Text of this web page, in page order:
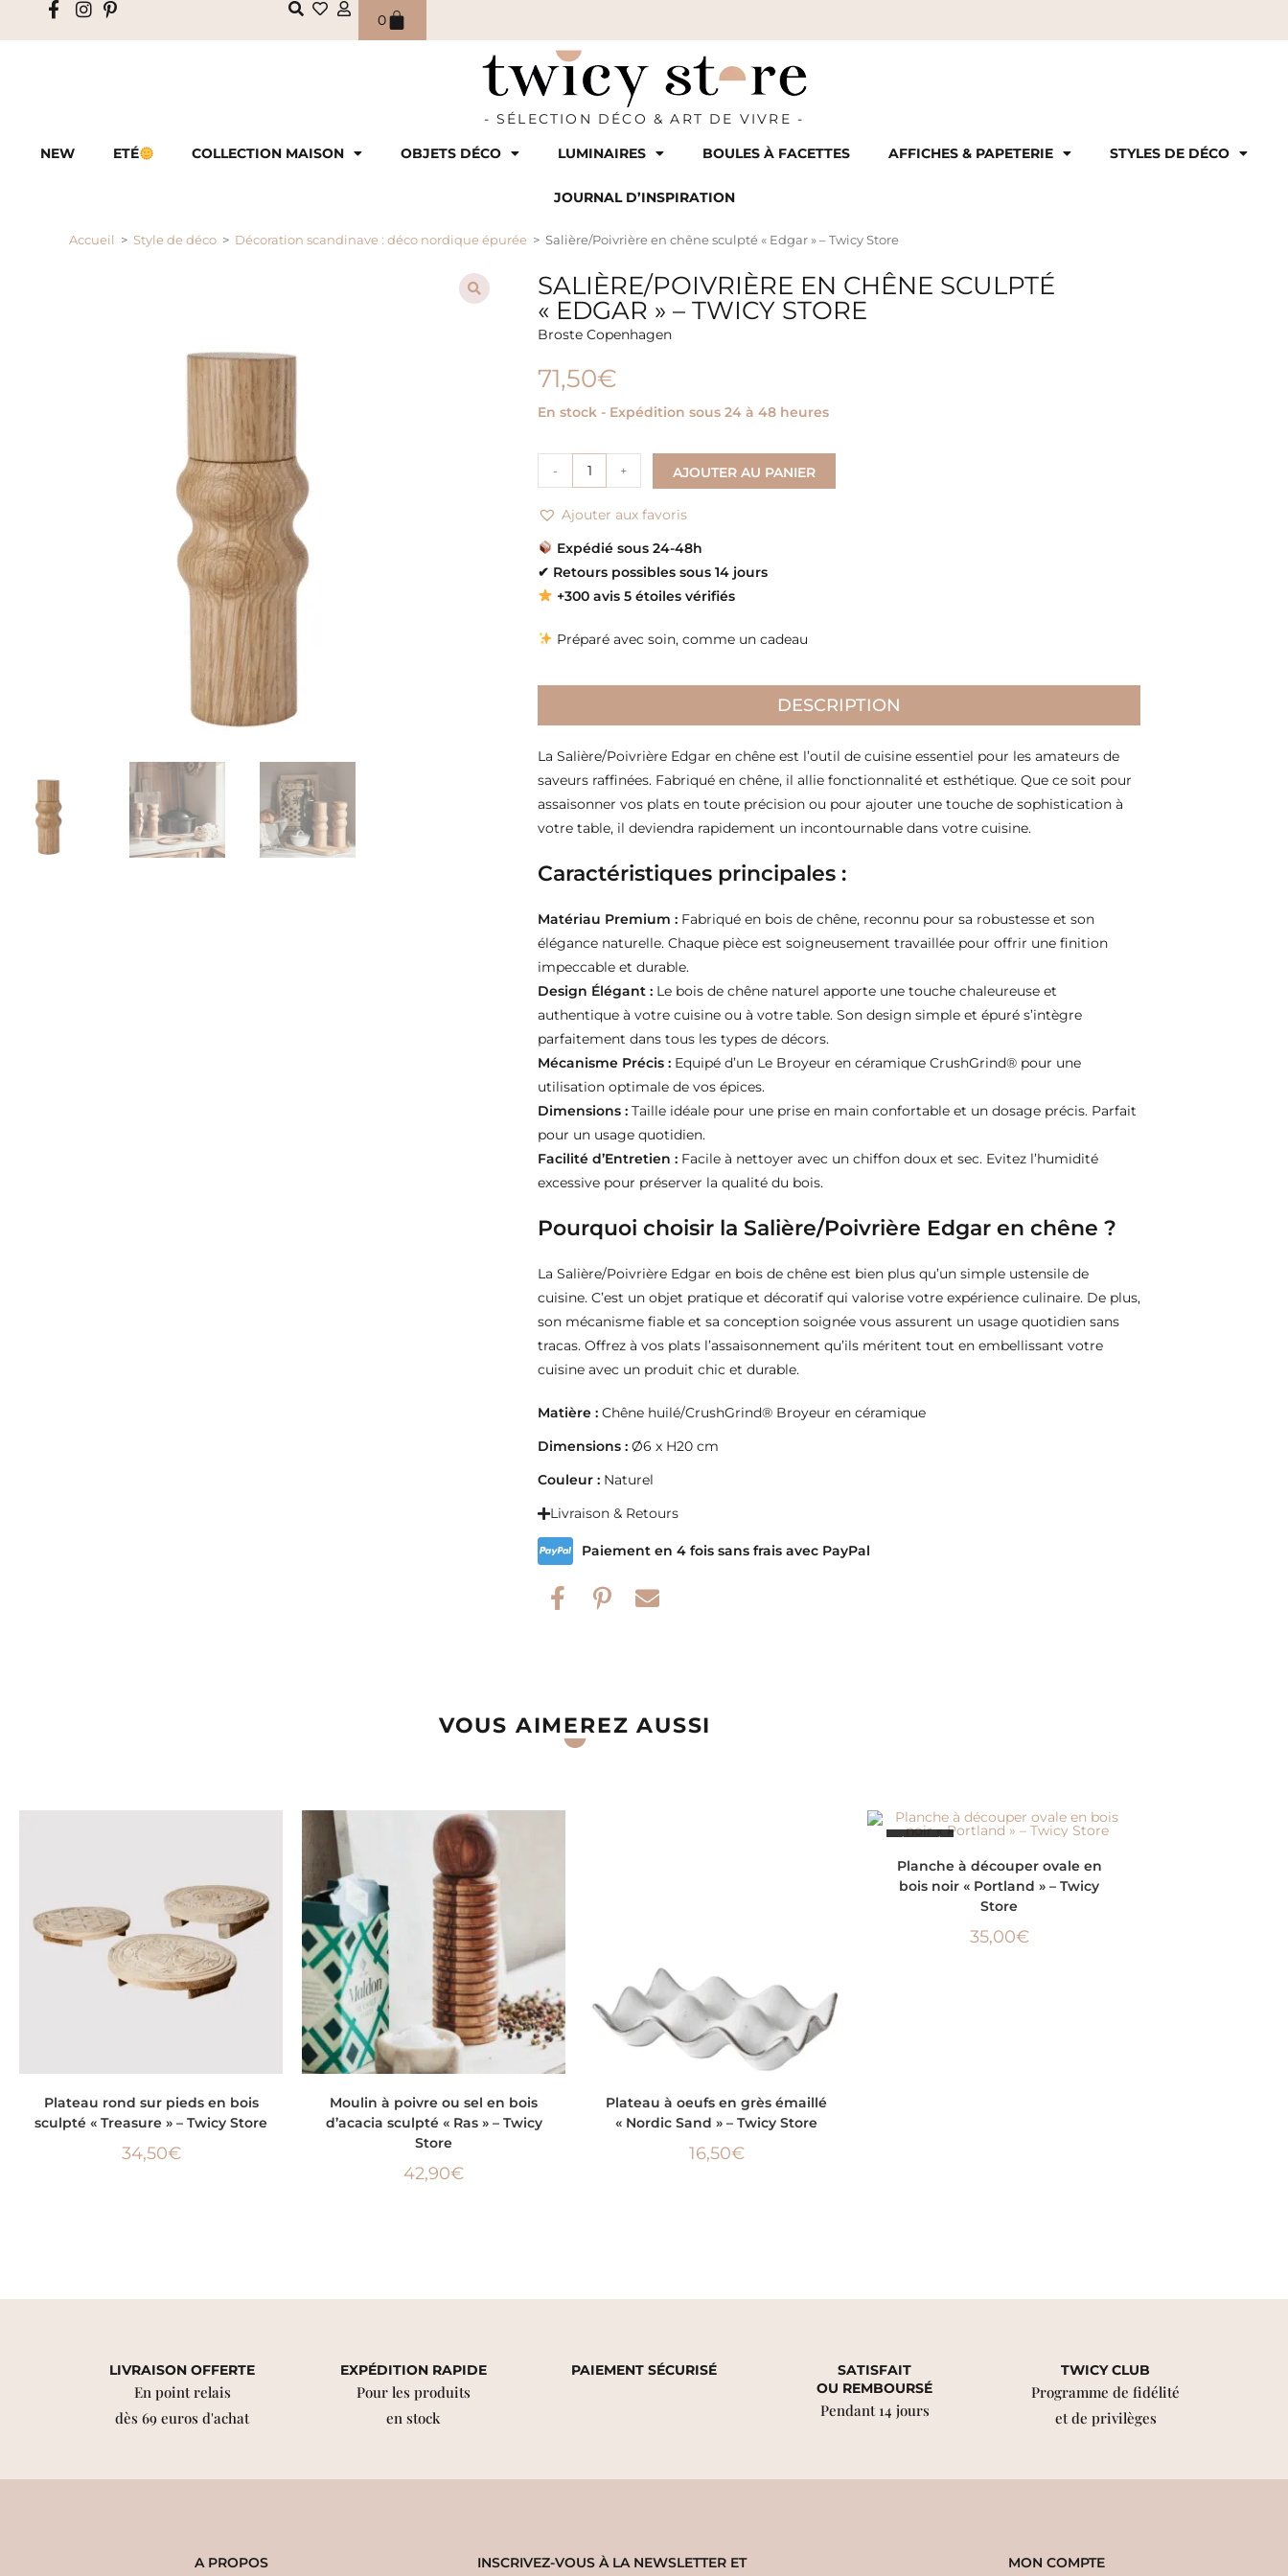
0
- SÉLECTION DÉCO & ART DE VIVRE -
NEW
ETÉ COLLECTION MAISON OBJETS DÉCO LUMINAIRES BOULES À FACETTES AFFICHES & PAPETERIE STYLES DE DÉCO
JOURNAL D’INSPIRATION
Accueil > Style de déco > Décoration scandinave : déco nordique épurée > Salière/Poivrière en chêne sculpté « Edgar » – Twicy Store
SALIÈRE/POIVRIÈRE EN CHÊNE SCULPTÉ
« EDGAR » – TWICY STORE
Broste Copenhagen
71,50€
En stock - Expédition sous 24 à 48 heures
- + AJOUTER AU PANIER
Ajouter aux favoris
Expédié sous 24-48h
✔ Retours possibles sous 14 jours
+300 avis 5 étoiles vérifiés
Préparé avec soin, comme un cadeau
DESCRIPTION
La Salière/Poivrière Edgar en chêne est l’outil de cuisine essentiel pour les amateurs de
saveurs raffinées. Fabriqué en chêne, il allie fonctionnalité et esthétique. Que ce soit pour
assaisonner vos plats en toute précision ou pour ajouter une touche de sophistication à
votre table, il deviendra rapidement un incontournable dans votre cuisine.
Caractéristiques principales :
Matériau Premium : Fabriqué en bois de chêne, reconnu pour sa robustesse et son
élégance naturelle. Chaque pièce est soigneusement travaillée pour offrir une finition
impeccable et durable.
Design Élégant : Le bois de chêne naturel apporte une touche chaleureuse et
authentique à votre cuisine ou à votre table. Son design simple et épuré s’intègre
parfaitement dans tous les types de décors.
Mécanisme Précis : Equipé d’un Le Broyeur en céramique CrushGrind® pour une
utilisation optimale de vos épices.
Dimensions : Taille idéale pour une prise en main confortable et un dosage précis. Parfait
pour un usage quotidien.
Facilité d’Entretien : Facile à nettoyer avec un chiffon doux et sec. Evitez l’humidité
excessive pour préserver la qualité du bois.
Pourquoi choisir la Salière/Poivrière Edgar en chêne ?
La Salière/Poivrière Edgar en bois de chêne est bien plus qu’un simple ustensile de
cuisine. C’est un objet pratique et décoratif qui valorise votre expérience culinaire. De plus,
son mécanisme fiable et sa conception soignée vous assurent un usage quotidien sans
tracas. Offrez à vos plats l’assaisonnement qu’ils méritent tout en embellissant votre
cuisine avec un produit chic et durable.
Matière : Chêne huilé/CrushGrind® Broyeur en céramique
Dimensions : Ø6 x H20 cm
Couleur : Naturel
Livraison & Retours
Paiement en 4 fois sans frais avec PayPal
VOUS AIMEREZ AUSSI
Plateau rond sur pieds en bois
sculpté « Treasure » – Twicy Store
34,50€
Moulin à poivre ou sel en bois
d’acacia sculpté « Ras » – Twicy
Store
42,90€
Plateau à oeufs en grès émaillé
« Nordic Sand » – Twicy Store
16,50€
Planche à découper ovale en
bois noir « Portland » – Twicy
Store
35,00€
LIVRAISON OFFERTE
En point relais
dès 69 euros d'achat
EXPÉDITION RAPIDE
Pour les produits
en stock
PAIEMENT SÉCURISÉ
SATISFAIT
OU REMBOURSÉ
Pendant 14 jours
TWICY CLUB
Programme de fidélité
et de privilèges
A PROPOS INSCRIVEZ-VOUS À LA NEWSLETTER ET MON COMPTE